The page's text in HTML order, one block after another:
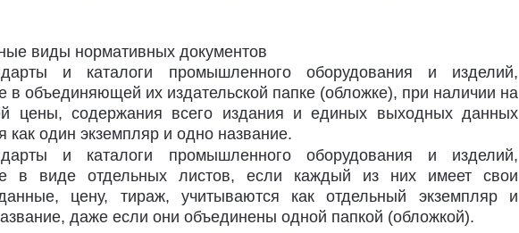
виды нормативных документов
и каталоги промышленного оборудования и изделий,
объединяющей их издательской папке (обложке), при наличии на
цены, содержания всего издания и единых выходных данных
как один экземпляр и одно название.
и каталоги промышленного оборудования и изделий,
в виде отдельных листов, если каждый из них имеет свои
цену, тираж, учитываются как отдельный экземпляр и
даже если они объединены одной папкой (обложкой).